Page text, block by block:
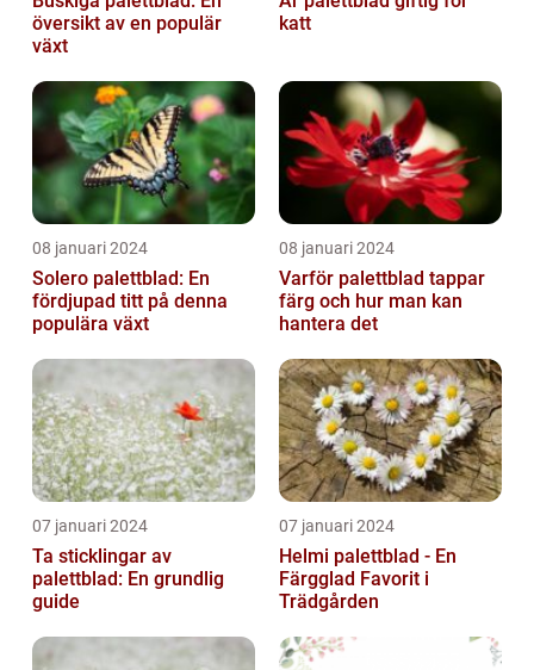
översikt av en populär
växt
katt
08 januari 2024
Solero palettblad: En
fördjupad titt på denna
populära växt
08 januari 2024
Varför palettblad tappar
färg och hur man kan
hantera det
07 januari 2024
Ta sticklingar av
palettblad: En grundlig
guide
07 januari 2024
Helmi palettblad - En
Färgglad Favorit i
Trädgården